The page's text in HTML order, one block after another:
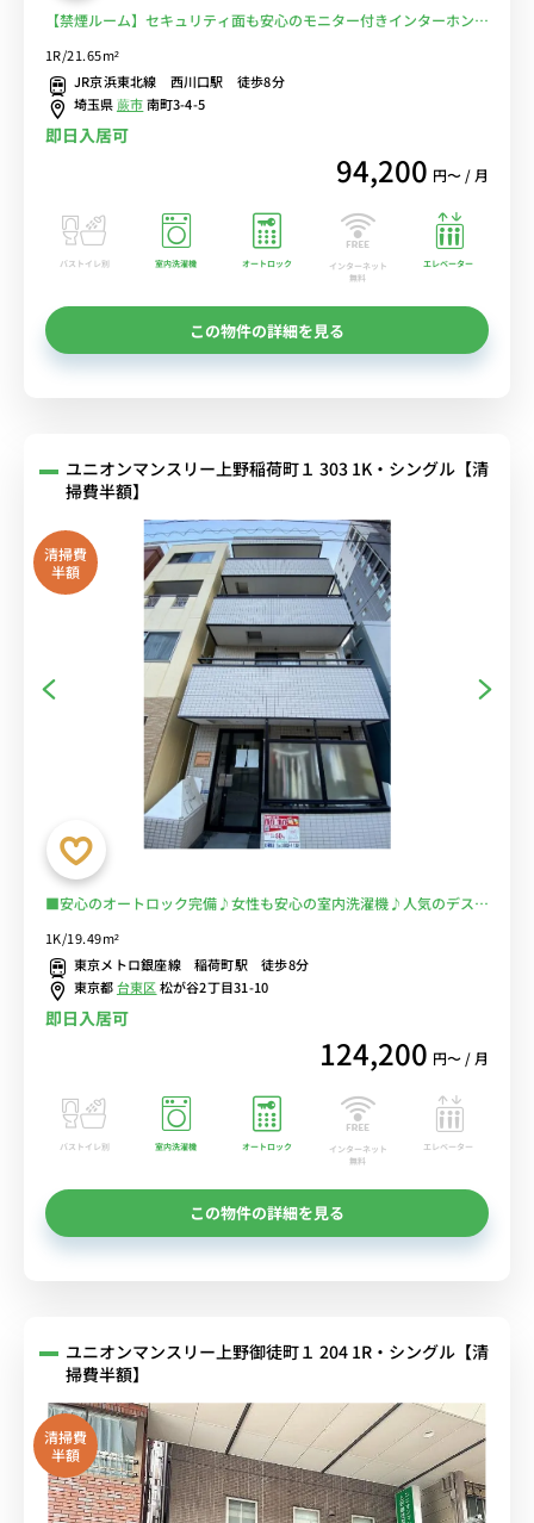
【禁煙ルーム】セキュリティ面も安心のモニター付きインターホン完
備。川口総合病院まで徒歩圏内/駅近くには24時間営業スーパーマー
ケット・東武ストアあり■選べるWi-Fi格安レンタル中！
1R/21.65m²
JR京浜東北線 西川口駅 徒歩8分
埼玉県蕨市南町3-4-5
即日入居可
94,200 円〜 / 月
バストイレ別 室内洗濯機 オートロック
インターネット
無料
エレベーター
この物件の詳細を見る
ユニオンマンスリー上野稲荷町１ 303 1K・シングル【清
掃費半額】
清掃費
半額
■安心のオートロック完備♪女性も安心の室内洗濯機♪人気のデスク
通勤を完全回避♪■選べるWi-Fi格安レンタル中！
1K/19.49m²
東京メトロ銀座線 稲荷町駅 徒歩8分
東京都台東区松が谷2丁目31-10
即日入居可
124,200 円〜 / 月
バストイレ別 室内洗濯機 オートロック
インターネット
無料
エレベーター
この物件の詳細を見る
ユニオンマンスリー上野御徒町１ 204 1R・シングル【清
掃費半額】
清掃費
半額